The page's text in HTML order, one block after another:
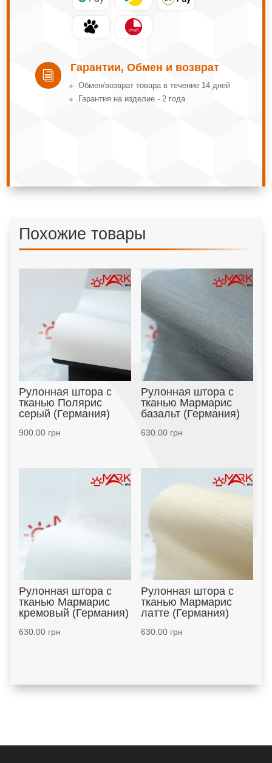
i
Гарантии, Обмен и возврат
Обмeн/вoзвpaт тoвapa в тeчeниe 14 днeй
Гарантия на изделие - 2 года
Похожие товары
Рулонная штора с
тканью Полярис
серый (Германия)
900.00грн
Рулонная штора с
тканью Мармарис
базальт (Германия)
630.00грн
Рулонная штора с
тканью Мармарис
кремовый (Германия)
630.00грн
Рулонная штора с
тканью Мармарис
латте (Германия)
630.00грн